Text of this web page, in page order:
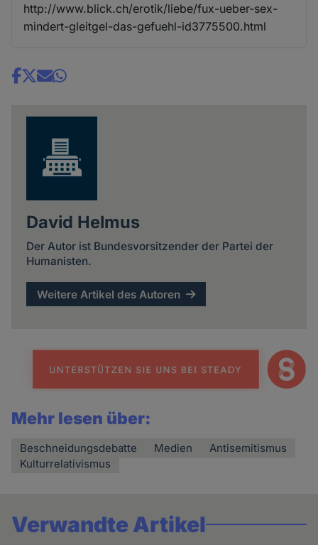
http://www.blick.ch/erotik/liebe/fux-ueber-sex-
mindert-gleitgel-das-gefuehl-id3775500.html
Share
David Helmus
Der Autor ist Bundesvorsitzender der Partei der
Humanisten.
Weitere Artikel des Autoren
Mehr lesen über:
Beschneidungsdebatte Medien
Antisemitismus
Kulturrelativismus
Verwandte Artikel